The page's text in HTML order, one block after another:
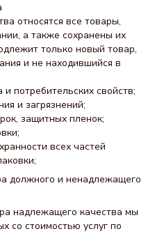
относятся все товары,
а также сохранены их
только новый товар,
и не находившийся в
потребительских свойств;
и загрязнений;
защитных пленок;
всех частей
должного и ненадлежащего
надлежащего качества мы
со стоимостью услуг по